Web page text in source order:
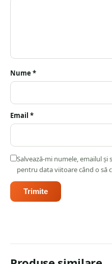
Nume *
Email *
Salvează-mi numele, emailul
pentru data viitoare când o să